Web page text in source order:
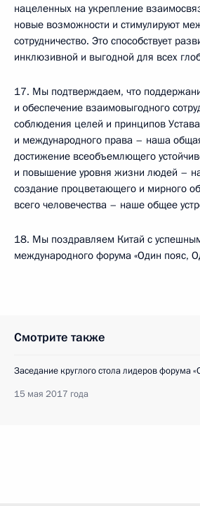
нацеленных на укрепление
новые возможности и стимулируют
сотрудничество. Это способствует
инклюзивной и выгодной для всех
17. Мы подтверждаем, что
и обеспечение взаимовыгодного
соблюдения целей и принципов
и международного права – наша
достижение всеобъемлющего
и повышение уровня жизни людей –
создание процветающего и мирного
всего человечества – наше общее
18. Мы поздравляем Китай с
международного форума «Один пояс,
Смотрите также
Заседание круглого стола лидеров форума
15 мая 2017 года